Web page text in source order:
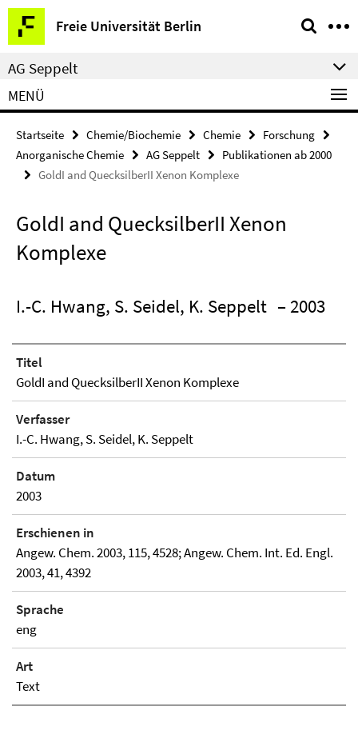
Springe
direkt
zu
Inhalt
Freie Universität Berlin
Service-
Navigation
AG Seppelt
MENÜ
Startseite Chemie/Biochemie Chemie
Forschung
Anorganische Chemie
AG Seppelt
Publikationen ab 2000
GoldI and QuecksilberII Xenon Komplexe
GoldI and QuecksilberII Xenon
Komplexe
I.-C. Hwang, S. Seidel, K. Seppelt – 2003
Titel
GoldI and QuecksilberII Xenon Komplexe
Verfasser
I.-C. Hwang, S. Seidel, K. Seppelt
Datum
2003
Erschienen in
Angew. Chem. 2003, 115, 4528; Angew. Chem. Int. Ed. Engl.
2003, 41, 4392
Sprache
eng
Art
Text